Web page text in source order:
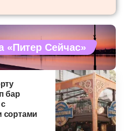
«Питер Сейчас»
бар
сортами